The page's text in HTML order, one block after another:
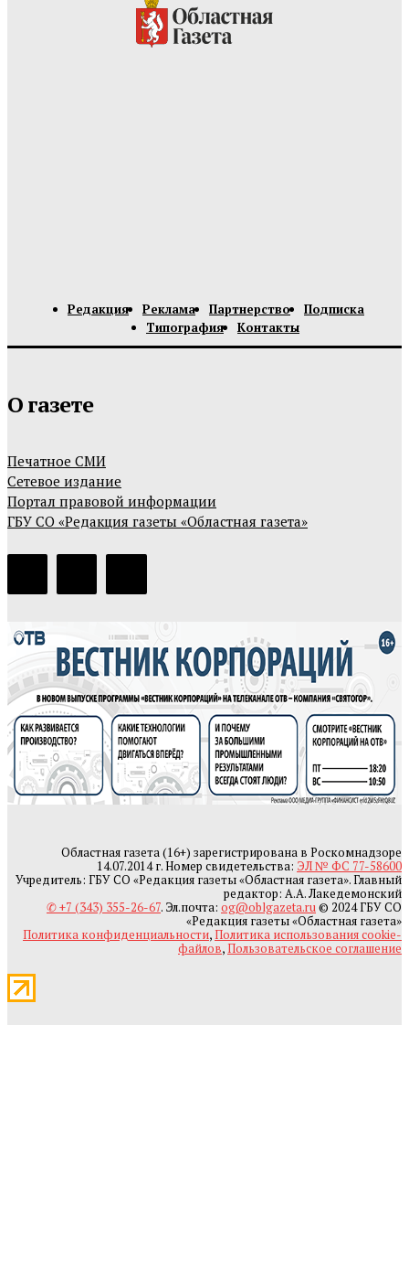
Редакция Реклама Партнерство
Подписка
Типография
Контакты
О газете
Печатное СМИ
Сетевое издание
Портал правовой информации
ГБУ СО «Редакция газеты «Областная газета»
Областная газета (16+) зарегистрирована в Роскомнадзоре
14.07.2014 г. Номер свидетельства: ЭЛ № ФС 77-58600
Учредитель: ГБУ СО «Редакция газеты «Областная газета». Главный
редактор: А.А. Лакедемонский
✆ +7 (343) 355-26-67. Эл.почта: og@oblgazeta.ru© 2024 ГБУ СО
«Редакция газеты «Областная газета»
Политика конфиденциальности,Политика использования cookie-
файлов,Пользовательское соглашение